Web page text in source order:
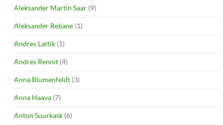
Aleksander Martin Saar (9)
Aleksander Rebane (1)
Andres Lattik (1)
Andres Rennit (4)
Anna Blumenfeldt (3)
Anna Haava (7)
Anton Suurkask (6)